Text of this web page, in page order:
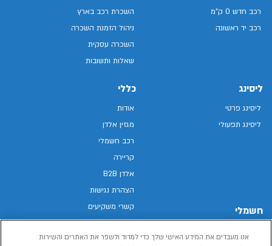
רכב חדש 0 ק"מ
רכב יד ראשונה
השכרת רכב בארץ
ניהול הזמנת השכרה
השכרה עסקית
שאלות ותשובות
ליסינג
ליסינג פרטי
ליסינג תפעולי
חשמלי
כללי
אודות
מגזין אלדן
רכב חשמלי
קריירה
אלדן B2B
הצהרת נגישות
קשרי משקיעים
מפת האתר
מדיניות פרטיות
אנו מעבדים את המידע האישי שלך כדי למדוד ולשפר את האתרים והשירות